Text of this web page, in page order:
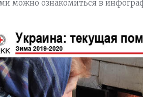
можно ознакомиться в